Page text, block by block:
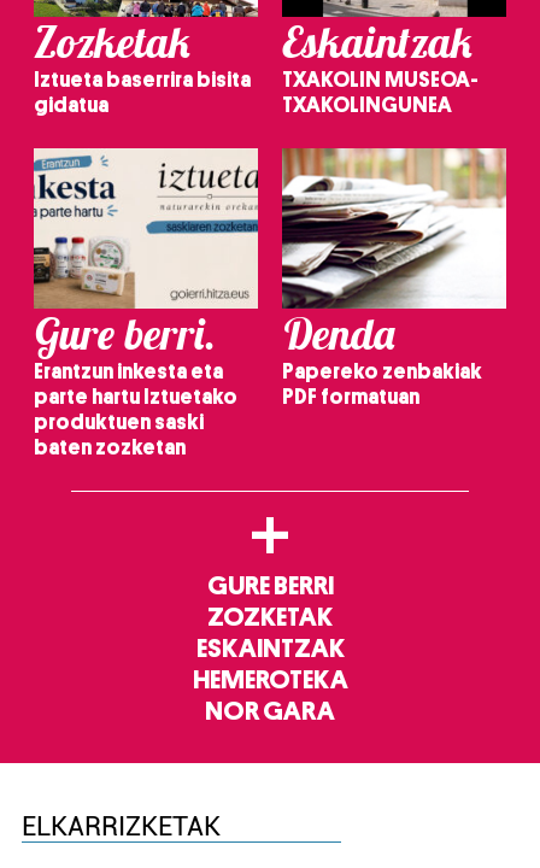
Zozketak
Iztueta baserrira bisita
gidatua
Eskaintzak
TXAKOLIN MUSEOA-
TXAKOLINGUNEA
Gure berri.
Erantzun inkesta eta
parte hartu Iztuetako
produktuen saski
baten zozketan
Denda
Papereko zenbakiak
PDF formatuan
+
GURE BERRI
ZOZKETAK
ESKAINTZAK
HEMEROTEKA
NOR GARA
ELKARRIZKETAK